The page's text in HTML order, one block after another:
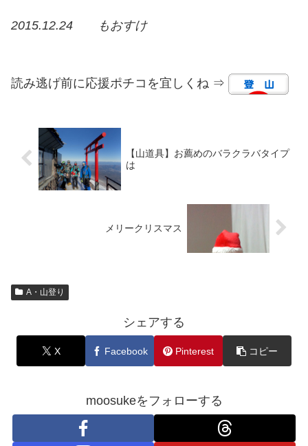
2015.12.24 もおすけ
読み逃げ前に応援ポチコを宜しくね ⇒
【山道具】お薦めのバラクラバタイプ
は
メリークリスマス
A・山登り
シェアする
X Facebook Pinterest コピー
moosukeをフォローする